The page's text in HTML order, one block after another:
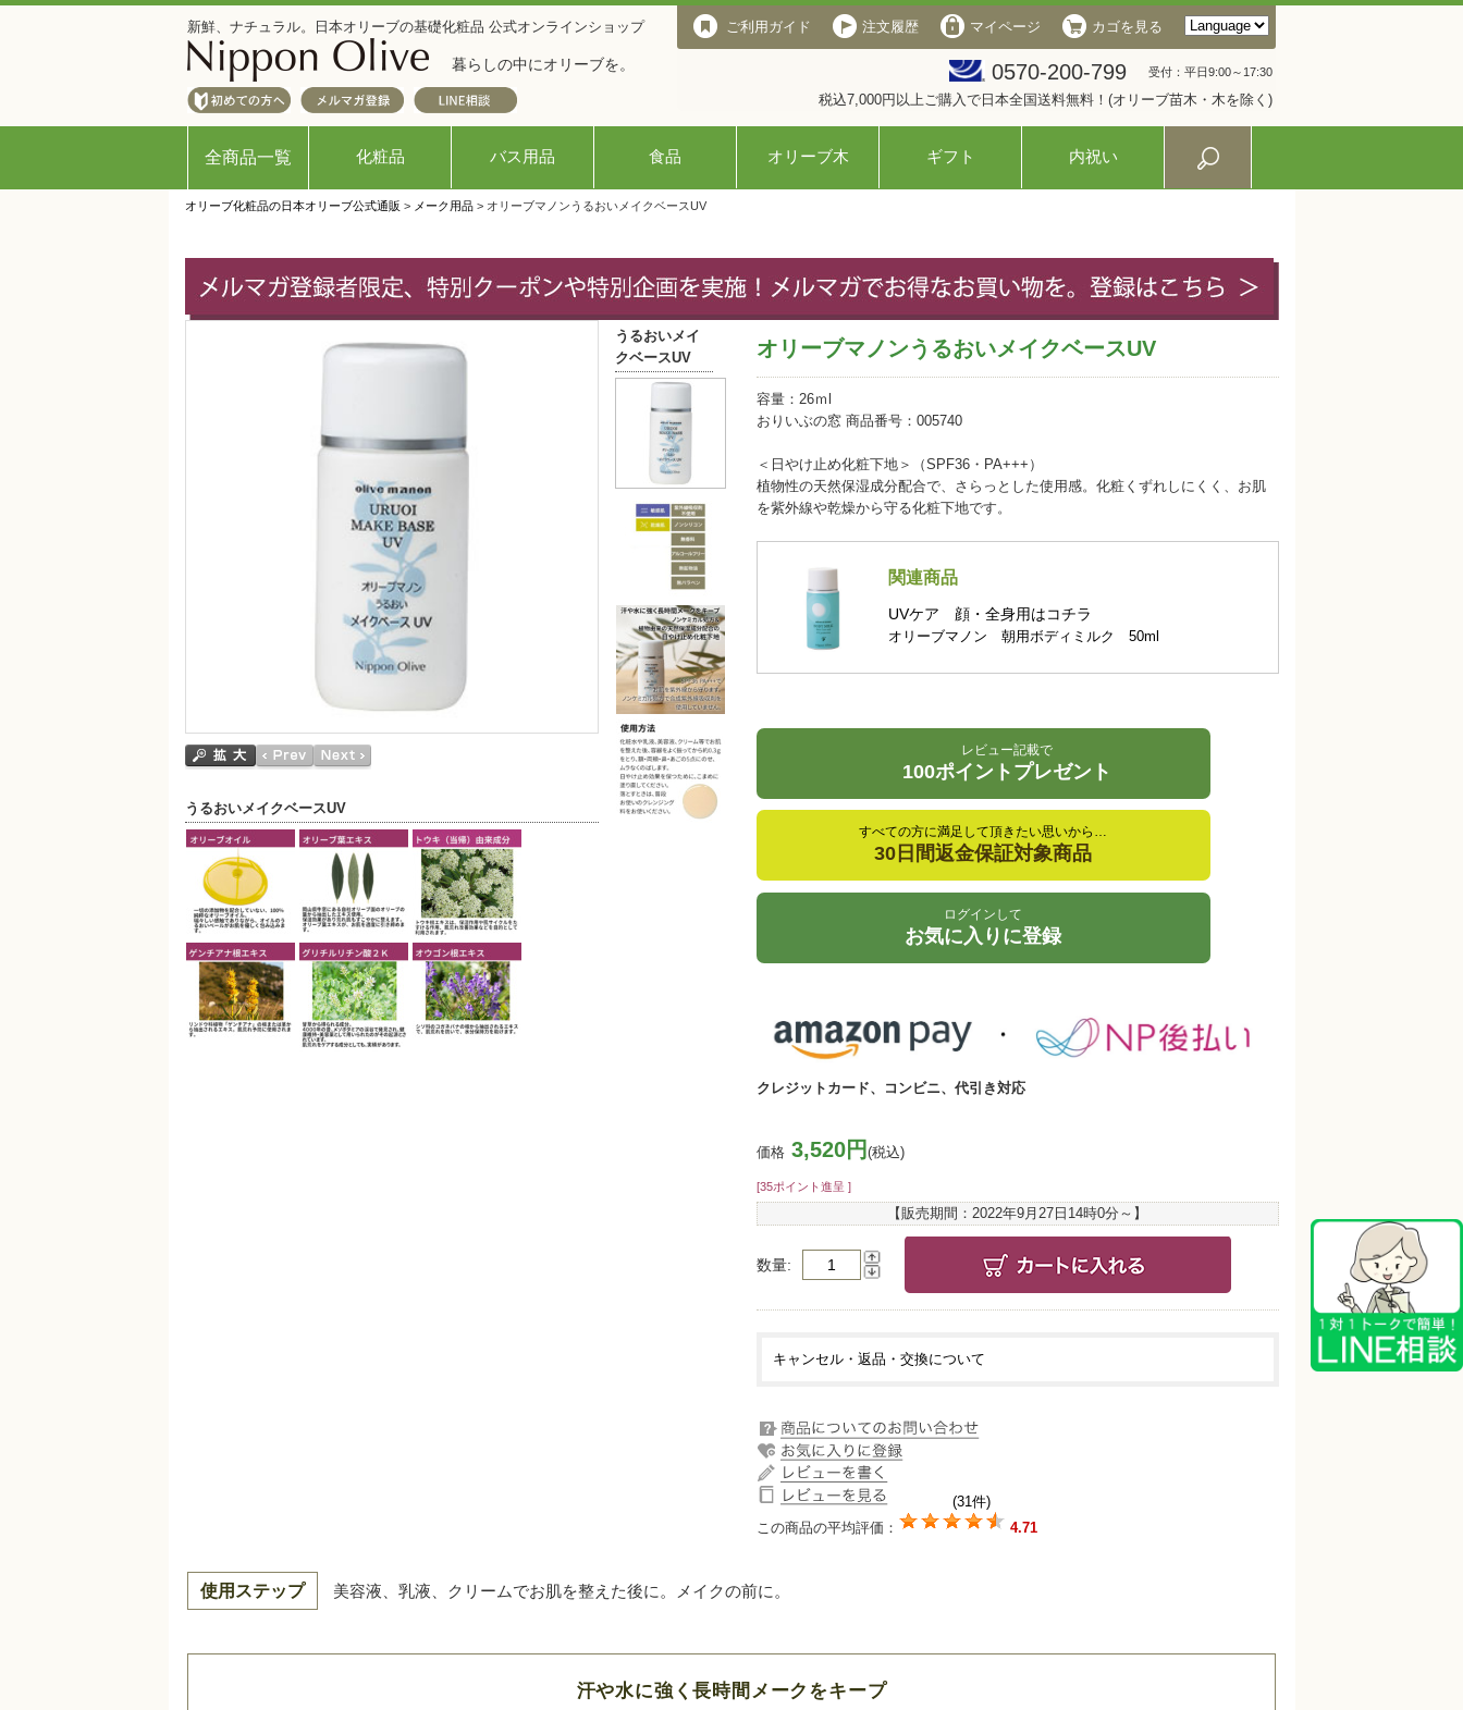
新鮮、ナチュラル。日本オリーブの基礎化粧品 公式オンラインショップ
暮らしの中にオリーブを。
ご利用ガイド 注文履歴 マイページ カゴを見る
0570-200-799 受付：平日9:00～17:30
税込7,000円以上ご購入で日本全国送料無料！(オリーブ苗木・木を除く)
全商品一覧 化粧品 バス用品 食品 オリーブ木 ギフト 内祝い
オリーブ化粧品の日本オリーブ公式通販 > メーク用品> オリーブマノンうるおいメイクベースUV
オリーブマノンうるおいメイクベースUV
容量：26ｍl
おりいぶの窓 商品番号：005740
＜日やけ止め化粧下地＞（SPF36・PA+++）
植物性の天然保湿成分配合で、さらっとした使用感。化粧くずれしにくく、お肌
を紫外線や乾燥から守る化粧下地です。
関連商品
UVケア 顔・全身用はコチラ
オリーブマノン 朝用ボディミルク 50ml
レビュー記載で
100ポイントプレゼント
すべての方に満足して頂きたい思いから…
30日間返金保証対象商品
ログインして
お気に入りに登録
クレジットカード、コンビニ、代引き対応
価格 3,520円 (税込)
[35ポイント進呈 ]
【販売期間： 2022年9月27日14時0分 ～】
数量
キャンセル・返品・交換について
(31件)
この商品の平均評価：
4.71
うるおいメイ
クベースUV
うるおいメイクベースUV
使用ステップ 美容液、乳液、クリームでお肌を整えた後に。メイクの前に。
汗や水に強く長時間メークをキープ